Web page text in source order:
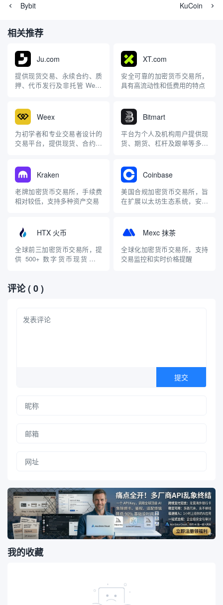
Bybit KuCoin
相关推荐
Ju.com
提供现货交易、永续合约、质
押、代币发行及非托管 Web3
XT.com
安全可靠的加密货币交易所，
具有高流动性和低费用的特点
Weex
为初学者和专业交易者设计的
交易平台，提供现货、合约、
Bitmart
平台为个人及机构用户提供现
货、期货、杠杆及跟单等多元
Kraken
老牌加密货币交易所，手续费
相对较低，支持多种资产交易
Coinbase
美国合规加密货币交易所，旨
在扩展以太坊生态系统，安全
HTX 火币
全球前三加密货币交易所，提
供 500+ 数字货币现货、合
Mexc 抹茶
全球化加密货币交易所，支持
交易监控和实时价格提醒
评论( 0 )
我的收藏